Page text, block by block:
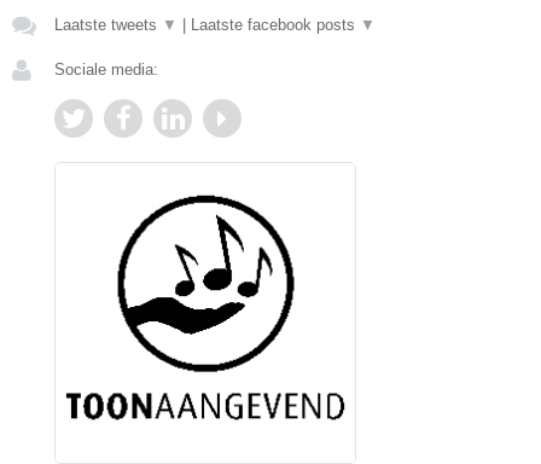
Laatste tweets ▼ Laatste facebook posts ▼
Sociale media: